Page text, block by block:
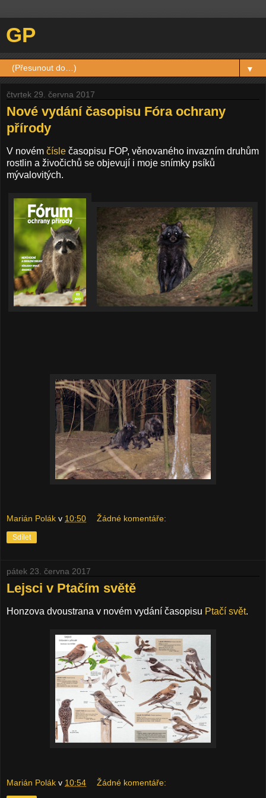
GP
▼
čtvrtek 29. června 2017
Nové vydání časopisu Fóra ochrany
přírody
V novém čísle časopisu FOP, věnovaného invazním druhům
rostlin a živočichů se objevují i moje snímky psíků
mývalovitých.
Marián Polák v 10:50 Žádné komentáře:
Sdílet
pátek 23. června 2017
Lejsci v Ptačím světě
Honzova dvoustrana v novém vydání časopisu Ptačí svět.
Marián Polák v 10:54 Žádné komentáře: